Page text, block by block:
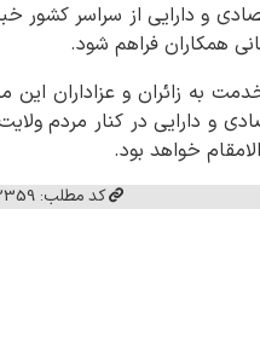
و دارایی از سراسر کشور
همکاران فراهم شود.
به زائران و عزاداران این
و دارایی در کنار مردم
خواهد بود.
کد مطلب: 742359